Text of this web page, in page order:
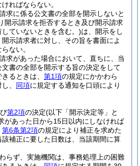
ればならない。
求に係る公文書の全部を開示しないと
開示請求を拒否するとき及び開示請求
ていないときを含む。)は、開示をし
示請求者に対し、その旨を書面によ
ない。
求があった場合において、直ちに、当
書の全部を開示する旨の決定をして
るときは、 第1項の規定にかかわら
、 同項に規定する通知を口頭により
第2項の決定(以下「開示決定等」と
があった日から15日以内にしなければ
第6条第2項の規定により補正を求めた
補正に要した日数は、当該期間に算
らず、実施機関は、事務処理上の困難